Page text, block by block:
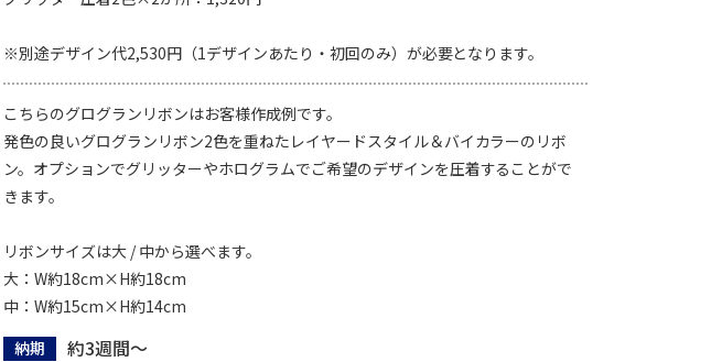
※別途デザイン代2,530円（1デザインあたり・初回のみ）が必要となります。
こちらのグログランリボンはお客様作成例です。
発色の良いグログランリボン2色を重ねたレイヤードスタイル＆バイカラーのリボ
ン。オプションでグリッターやホログラムでご希望のデザインを圧着することがで
きます。
リボンサイズは大 / 中から選べます。
大：W約18cm×H約18cm
中：W約15cm×H約14cm
納期
約3週間～